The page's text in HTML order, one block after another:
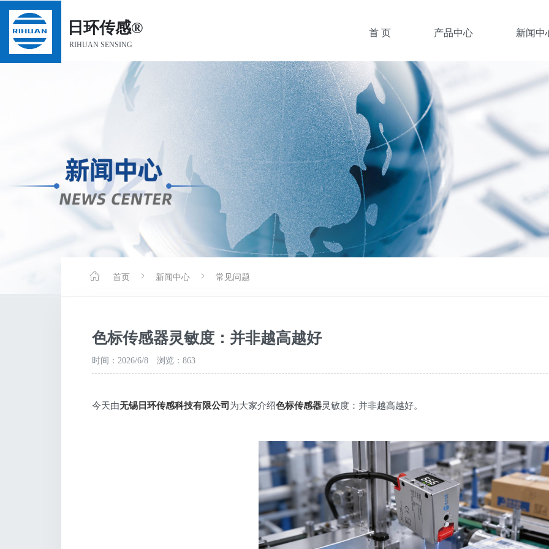
日环传感®
RIHUAN SENSING
首 页 产品中心
安全光栅
安全门锁
槽型光电
光电传感器
光纤传感器
接近传感器
金属槽型
新闻中
企业新闻
常见问题
首页 新闻中心 常见问题
色标传感器灵敏度：并非越高越好
时间：2026/6/8 浏览：863
今天由无锡日环传感科技有限公司 为大家介绍色标传感器灵敏度：并非越高越好。